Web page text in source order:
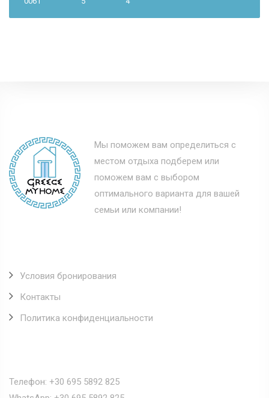
Мы поможем вам определиться с
местом отдыха подберем или
поможем вам с выбором
оптимального варианта для вашей
семьи или компании!
Условия бронирования
Контакты
Политика конфиденциальности
Телефон: +30 695 5892 825